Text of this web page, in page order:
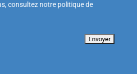
consultez notre politique de